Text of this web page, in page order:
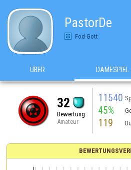
PastorDe
Fod-Gott
ÜBER DAMESPIEL
32
Bewertung
Amateur
11540
45%
119